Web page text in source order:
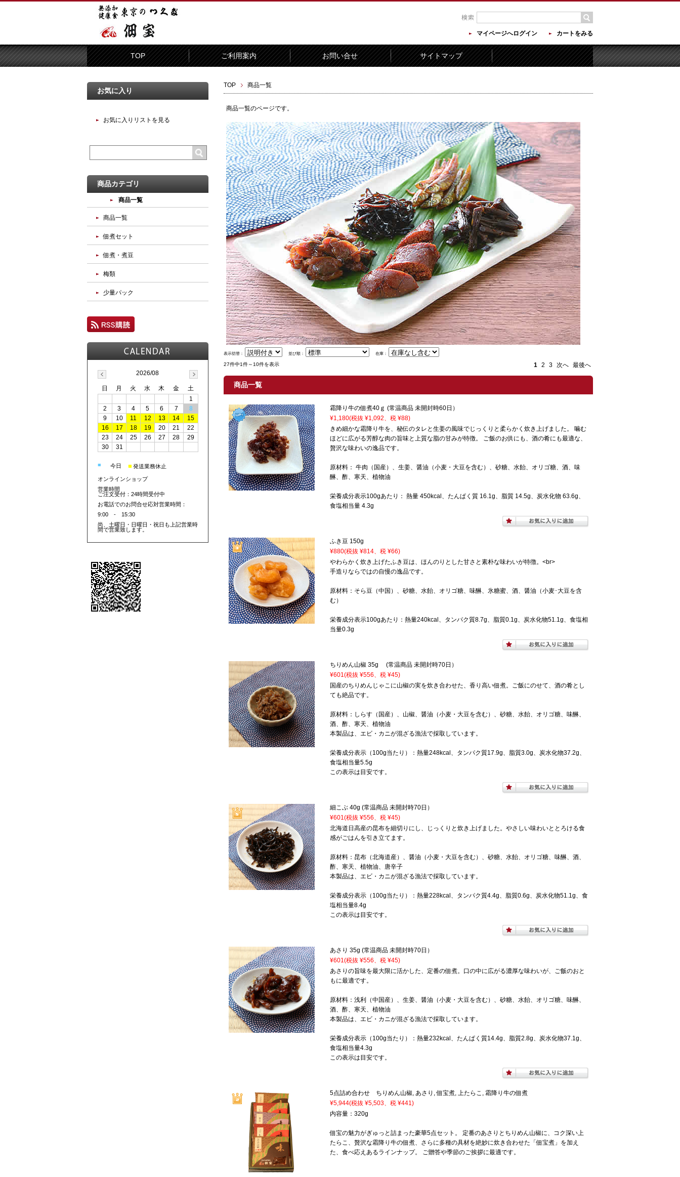
マイページへログイン カートをみる
TOP ご利用案内 お問い合せ サイトマップ
TOP 商品一覧
商品一覧のページです。
表示切替： 並び順： 在庫：
27件中1件～10件を表示 1 2 3 次へ 最後へ
商品一覧
霜降り牛の佃煮40ｇ (常温商品 未開封時60日）
¥1,180(税抜 ¥1,092、税 ¥88)
きめ細かな霜降り牛を、秘伝のタレと生姜の風味でじっくりと柔らかく炊き上げました。 噛む
ほどに広がる芳醇な肉の旨味と上質な脂の甘みが特徴。 ご飯のお供にも、酒の肴にも最適な、
贅沢な味わいの逸品です。
原材料： 牛肉（国産）、生姜、醤油（小麦・大豆を含む）、砂糖、水飴、オリゴ糖、酒、味
醂、酢、寒天、植物油
栄養成分表示100gあたり： 熱量 450kcal、たんぱく質 16.1g、脂質 14.5g、炭水化物 63.6g、
食塩相当量 4.3g
ふき豆 150g
¥880(税抜 ¥814、税 ¥66)
やわらかく炊き上げたふき豆は、ほんのりとした甘さと素朴な味わいが特徴。<br>
手造りならではの自慢の逸品です。
原材料：そら豆（中国）、砂糖、水飴、オリゴ糖、味醂、氷糖蜜、酒、醤油（小麦･大豆を含
む）
栄養成分表示100gあたり：熱量240kcal、タンパク質8.7g、脂質0.1g、炭水化物51.1g、食塩相
当量0.3g
ちりめん山椒 35g (常温商品 未開封時70日）
¥601(税抜 ¥556、税 ¥45)
国産のちりめんじゃこに山椒の実を炊き合わせた、香り高い佃煮。ご飯にのせて、酒の肴とし
ても絶品です。
原材料：しらす（国産）、山椒、醤油（小麦・大豆を含む）、砂糖、水飴、オリゴ糖、味醂、
酒、酢、寒天、植物油
本製品は、エビ・カニが混ざる漁法で採取しています。
栄養成分表示（100g当たり）：熱量248kcal、タンパク質17.9g、脂質3.0g、炭水化物37.2g、
食塩相当量5.5g
この表示は目安です。
細こぶ 40g (常温商品 未開封時70日）
¥601(税抜 ¥556、税 ¥45)
北海道日高産の昆布を細切りにし、じっくりと炊き上げました。やさしい味わいととろける食
感がごはんを引き立てます。
原材料：昆布（北海道産）、醤油（小麦・大豆を含む）、砂糖、水飴、オリゴ糖、味醂、酒、
酢、寒天、植物油、唐辛子
本製品は、エビ・カニが混ざる漁法で採取しています。
栄養成分表示（100g当たり）：熱量228kcal、タンパク質4.4g、脂質0.6g、炭水化物51.1g、食
塩相当量8.4g
この表示は目安です。
あさり 35g (常温商品 未開封時70日）
¥601(税抜 ¥556、税 ¥45)
あさりの旨味を最大限に活かした、定番の佃煮。口の中に広がる濃厚な味わいが、ご飯のおと
もに最適です。
原材料：浅利（中国産）、生姜、醤油（小麦・大豆を含む）、砂糖、水飴、オリゴ糖、味醂、
酒、酢、寒天、植物油
本製品は、エビ・カニが混ざる漁法で採取しています。
栄養成分表示（100g当たり）：熱量232kcal、たんぱく質14.4g、脂質2.8g、炭水化物37.1g、
食塩相当量4.3g
この表示は目安です。
5点詰め合わせ ちりめん山椒, あさり, 佃宝煮, 上たらこ, 霜降り牛の佃煮
¥5,944(税抜 ¥5,503、税 ¥441)
内容量：320g
佃宝の魅力がぎゅっと詰まった豪華5点セット。 定番のあさりとちりめん山椒に、コク深い上
たらこ、贅沢な霜降り牛の佃煮、さらに多種の具材を絶妙に炊き合わせた「佃宝煮」を加え
た、食べ応えあるラインナップ。 ご贈答や季節のご挨拶に最適です。
お気に入り
お気に入りリストを見る
商品カテゴリ
商品一覧
商品一覧
佃煮セット
佃煮・煮豆
梅類
少量パック
2026/08
日 月 火 水 木 金
土
1
2
3 4 5 6 7
8
9
10 11 12 13 14
15
16
17 18 19 20 21
22
23
24 25 26 27 28
29
30
31
■ 今日 ■ 発送業務休止
オンラインショップ
営業時間
ご注文受付：24時間受付中
お電話でのお問合せ応対営業時間：
9:00 - 15:30
尚、土曜日・日曜日・祝日も上記営業時
間で営業致します。